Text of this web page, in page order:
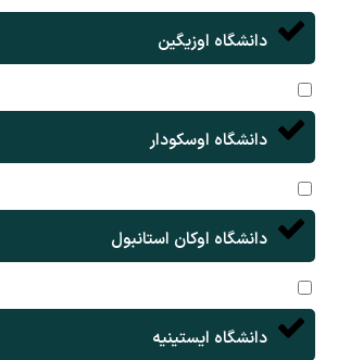
دانشگاه اوزیگین
دانشگاه اوسکودار
دانشگاه اوکان استانبول
دانشگاه ایستینیه